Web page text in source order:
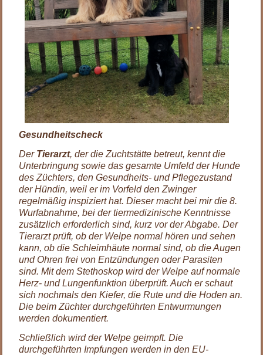
Gesundheitscheck
Der Tierarzt, der die Zuchtstätte betreut, kennt die
Unterbringung sowie das gesamte Umfeld der Hunde
des Züchters, den Gesundheits- und Pflegezustand
der Hündin, weil er im Vorfeld den Zwinger
regelmäßig inspiziert hat. Dieser macht bei mir die 8.
Wurfabnahme, bei der tiermedizinische Kenntnisse
zusätzlich erforderlich sind, kurz vor der Abgabe. Der
Tierarzt prüft, ob der Welpe normal hören und sehen
kann, ob die Schleimhäute normal sind, ob die Augen
und Ohren frei von Entzündungen oder Parasiten
sind. Mit dem Stethoskop wird der Welpe auf normale
Herz- und Lungenfunktion überprüft. Auch er schaut
sich nochmals den Kiefer, die Rute und die Hoden an.
Die beim Züchter durchgeführten Entwurmungen
werden dokumentiert.
Schließlich wird der Welpe geimpft. Die
durchgeführten Impfungen werden in den EU-